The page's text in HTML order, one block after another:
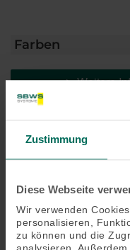
Zustimmung
Diese Webseite
Wir verwenden
personalisieren,
zu können und die
Farben
Weitere
Das könnte Sie